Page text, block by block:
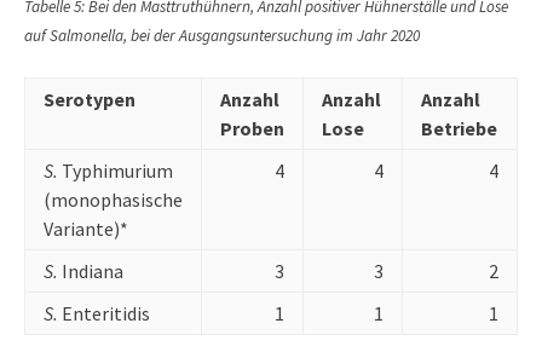
Tabelle 5: Bei den Masttruthühnern, Anzahl positiver Hühnerställe und Lose
auf Salmonella, bei der Ausgangsuntersuchung im Jahr 2020
Serotypen
Anzahl
Proben
Anzahl
Lose
Anzahl
Betriebe
S. Typhimurium
(monophasische
Variante)*
4 4 4
S. Indiana 3 3
2
S. Enteritidis 1 1 1